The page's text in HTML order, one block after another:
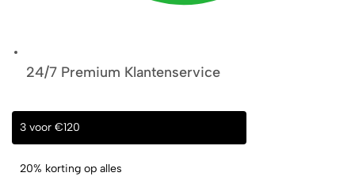
24/7 Premium Klantenservice
3 voor €120
20% korting op alles